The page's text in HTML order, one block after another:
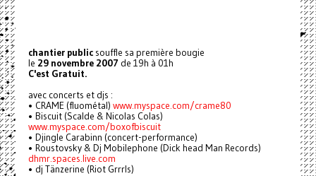
chantier publicsouffle sa première bougie
le 29 novembre 2007 de 19h à 01h
C'est Gratuit.
avec concerts et djs :
• CRAME (fluométal) www.myspace.com/crame80
• Biscuit (Scalde & Nicolas Colas)
www.myspace.com/boxofbiscuit
• Djingle Carabinn (concert-performance)
• Roustovsky & Dj Mobilephone (Dick head Man Records)
dhmr.spaces.live.com
• dj Tänzerine (Riot Grrrls)